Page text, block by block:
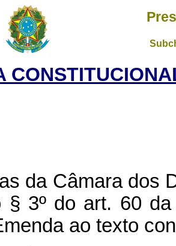
da Câmara dos
§ 3º do art. 60
ao texto